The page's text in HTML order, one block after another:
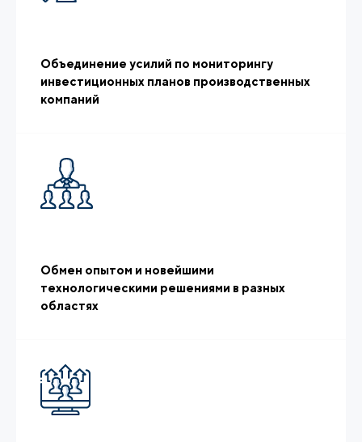
Объединение усилий по мониторингу
инвестиционных планов производственных
компаний
Обмен опытом и новейшими
технологическими решениями в разных
областях